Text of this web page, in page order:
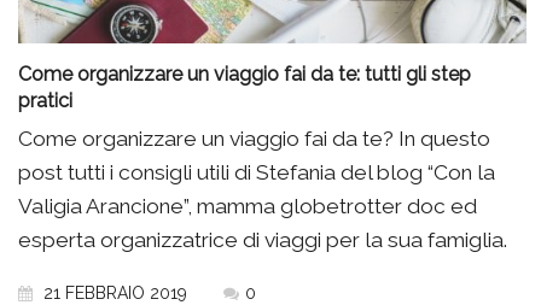
Come organizzare un viaggio fai da te: tutti gli step
pratici
Come organizzare un viaggio fai da te? In questo
post tutti i consigli utili di Stefania del blog “Con la
Valigia Arancione”, mamma globetrotter doc ed
esperta organizzatrice di viaggi per la sua famiglia.
21 FEBBRAIO 2019 0